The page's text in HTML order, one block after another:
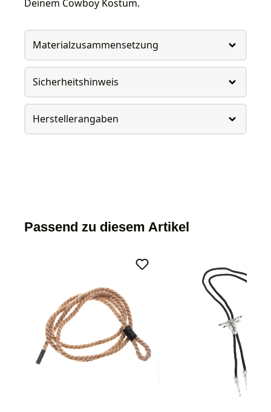
Deinem Cowboy Kostüm.
Materialzusammensetzung
Sicherheitshinweis
Herstellerangaben
Passend zu diesem Artikel